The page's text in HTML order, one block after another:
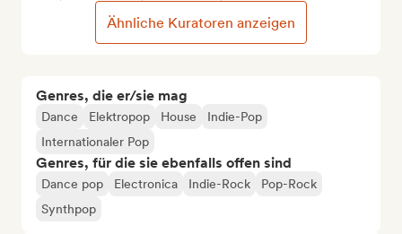
Genres, die er/sie mag
Dance Elektropop House
Indie-Pop
Internationaler Pop
Genres, für die sie ebenfalls offen sind
Dance pop Electronica Indie-Rock
Pop-Rock
Synthpop
Ähnliche Kuratoren anzeigen